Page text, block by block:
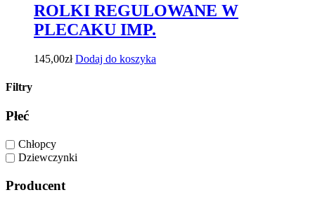
ROLKI REGULOWANE W
PLECAKU IMP.
145,00zł Dodaj do koszyka
Filtry
Płeć
Chłopcy
Dziewczynki
Producent